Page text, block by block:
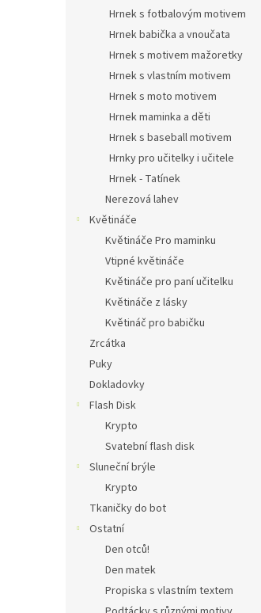
Hrnek s fotbalovým motivem
Hrnek babička a vnoučata
Hrnek s motivem mažoretky
Hrnek s vlastním motivem
Hrnek s moto motivem
Hrnek maminka a děti
Hrnek s baseball motivem
Hrnky pro učitelky i učitele
Hrnek - Tatínek
Nerezová lahev
Květináče
Květináče Pro maminku
Vtipné květináče
Květináče pro paní učitelku
Květináče z lásky
Květináč pro babičku
Zrcátka
Puky
Dokladovky
Flash Disk
Krypto
Svatební flash disk
Sluneční brýle
Krypto
Tkaničky do bot
Ostatní
Den otců!
Den matek
Propiska s vlastním textem